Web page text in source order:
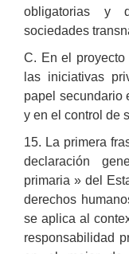
obligatorias y
sociedades
C. En el
las iniciativas
papel secundario
y en el control de
15. La primera
declaración
primaria » del
derechos
se aplica al
responsabilidad